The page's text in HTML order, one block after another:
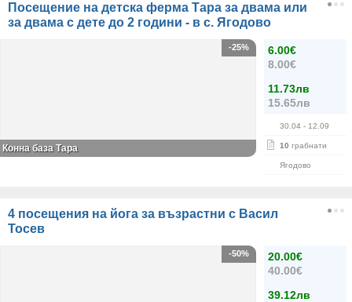
Посещение на детска ферма Тара за двама или
за двама с дете до 2 години - в с. Ягодово
6.00€
8.00€
11.73лв
15.65лв
30.04 - 12.09
10 грабнати
Ягодово
-25%
Конна база Тара
4 посещения на йога за възрастни с Васил
Тосев
20.00€
40.00€
39.12лв
-50%